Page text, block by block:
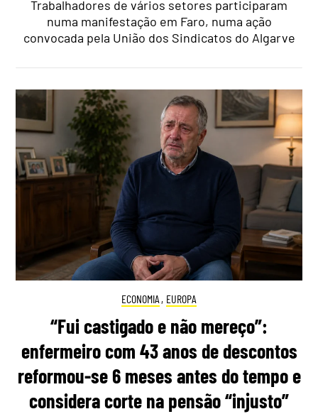
Trabalhadores de vários setores participaram
numa manifestação em Faro, numa ação
convocada pela União dos Sindicatos do Algarve
ECONOMIA , EUROPA
“Fui castigado e não mereço”:
enfermeiro com 43 anos de descontos
reformou-se 6 meses antes do tempo e
considera corte na pensão “injusto”